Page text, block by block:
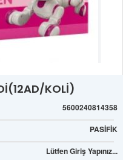
KOLİ)
5600240814358
PASİFİK
Lütfen Giriş Yapınız...